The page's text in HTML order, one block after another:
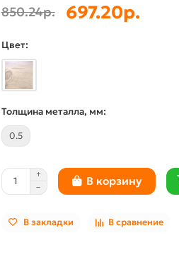
850.24р. 697.20р.
Цвет:
Толщина металла, мм:
0.5
В корзину
В закладки В сравнение